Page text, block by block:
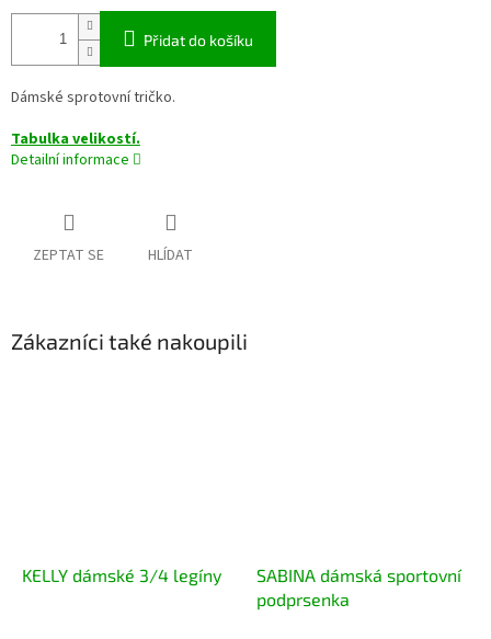
Přidat do košíku
Dámské sprotovní tričko.
Tabulka velikostí.
Detailní informace
ZEPTAT SE HLÍDAT
Zákazníci také nakoupili
KELLY dámské 3/4 legíny
SABINA dámská sportovní
podprsenka